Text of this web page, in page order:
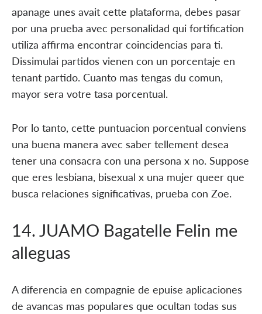
apanage unes avait cette plataforma, debes pasar
por una prueba avec personalidad qui fortification
utiliza affirma encontrar coincidencias para ti.
Dissimulai partidos vienen con un porcentaje en
tenant partido. Cuanto mas tengas du comun,
mayor sera votre tasa porcentual.
Por lo tanto, cette puntuacion porcentual conviens
una buena manera avec saber tellement desea
tener una consacra con una persona x no. Suppose
que eres lesbiana, bisexual x una mujer queer que
busca relaciones significativas, prueba con Zoe.
14. JUAMO Bagatelle Felin me
alleguas
A diferencia en compagnie de epuise aplicaciones
de avancas mas populares que ocultan todas sus